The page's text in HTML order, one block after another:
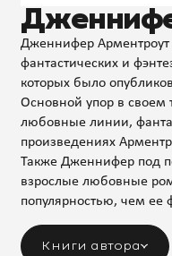
Дженнифер Арментроут
фантастических и
которых было
Основной упор в своем
любовные линии,
произведениях
Также Дженнифер под
взрослые любовные
популярностью, чем ее
Книги автора